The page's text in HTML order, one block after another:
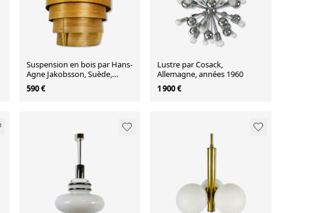
Suspension en bois par Hans-
Agne Jakobsson, Suède,
années 1960
590 €
Lustre par Cosack,
Allemagne, années 1960
1 900 €